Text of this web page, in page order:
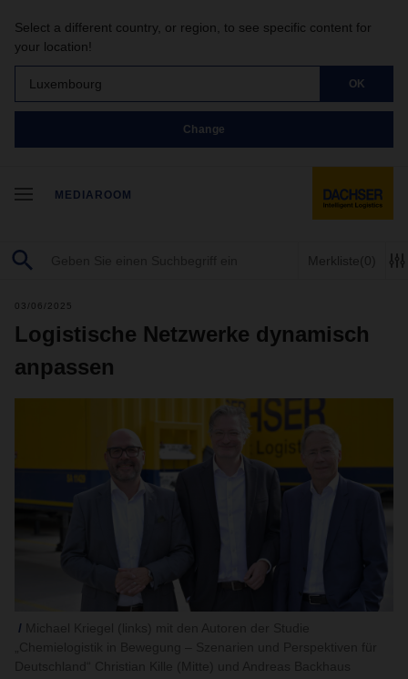
Select a different country, or region, to see specific content for
your location!
Luxembourg OK
Change
MEDIAROOM
Merkliste(0)
03/06/2025
Logistische Netzwerke dynamisch
anpassen